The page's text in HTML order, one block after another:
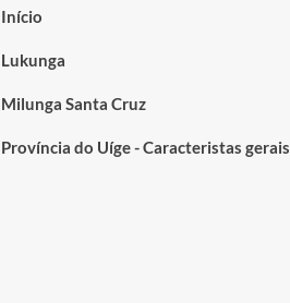
Início
Lukunga
Milunga Santa Cruz
Província do Uíge - Caracteristas gerais